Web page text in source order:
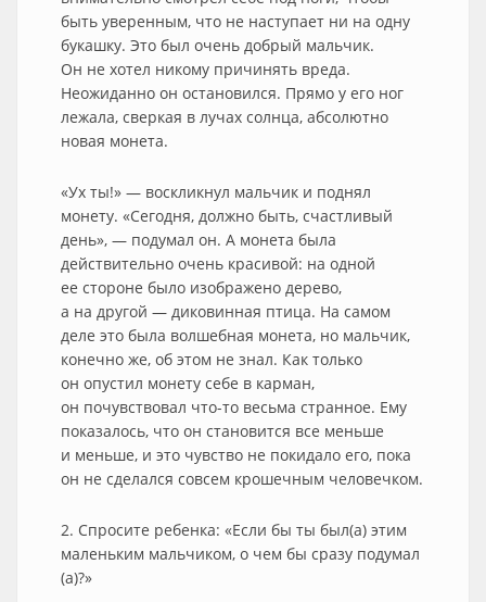
быть уверенным, что не наступает ни на одну
букашку. Это был очень добрый мальчик.
Он не хотел никому причинять вреда.
Неожиданно он остановился. Прямо у его ног
лежала, сверкая в лучах солнца, абсолютно
новая монета.
«Ух ты!» — воскликнул мальчик и поднял
монету. «Сегодня, должно быть, счастливый
день», — подумал он. А монета была
действительно очень красивой: на одной
ее стороне было изображено дерево,
а на другой — диковинная птица. На самом
деле это была волшебная монета, но мальчик,
конечно же, об этом не знал. Как только
он опустил монету себе в карман,
он почувствовал что-то весьма странное. Ему
показалось, что он становится все меньше
и меньше, и это чувство не покидало его, пока
он не сделался совсем крошечным человечком.
2. Спросите ребенка: «Если бы ты был(а) этим
маленьким мальчиком, о чем бы сразу подумал
(а)?»